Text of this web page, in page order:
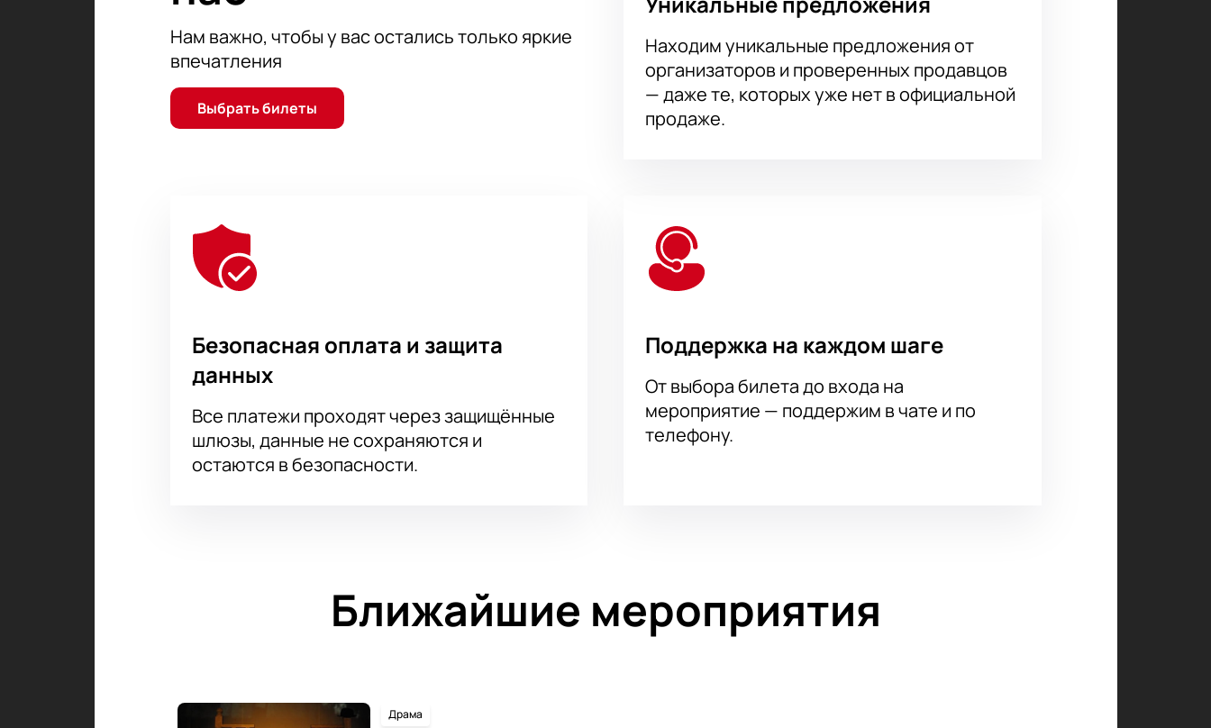
Нам важно, чтобы у вас остались только яркие
впечатления
Выбрать билеты
Находим уникальные предложения от
организаторов и проверенных продавцов
— даже те, которых уже нет в официальной
продаже.
Безопасная оплата и защита
данных
Все платежи проходят через защищённые
шлюзы, данные не сохраняются и
остаются в безопасности.
Поддержка на каждом шаге
От выбора билета до входа на
мероприятие — поддержим в чате и по
телефону.
Ближайшие мероприятия
Драма